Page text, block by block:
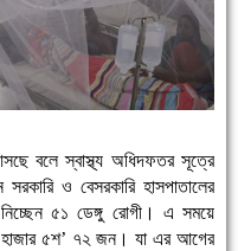
বলে স্বাস্থ্য অধিদফতর সূত্রে
ও বেসরকারি হাসপাতালের
নিচ্ছেন ৫১ ডেঙ্গু রোগী। এ সময়ে
হাজার ৫শ’ ৭২ জন। যা এর আগের